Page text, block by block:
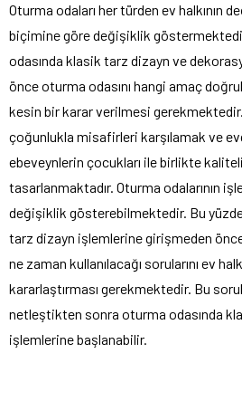
Oturma odaları her türden ev halkının
biçimine göre değişiklik
odasında klasik tarz dizayn ve
önce oturma odasını hangi amaç
kesin bir karar verilmesi
çoğunlukla misafirleri karşılamak ve
ebeveynlerin çocukları ile birlikte
tasarlanmaktadır. Oturma odalarının
değişiklik gösterebilmektedir. Bu
tarz dizayn işlemlerine girişmeden
ne zaman kullanılacağı sorularını ev
kararlaştırması gerekmektedir. Bu
netleştikten sonra oturma odasında
işlemlerine başlanabilir.